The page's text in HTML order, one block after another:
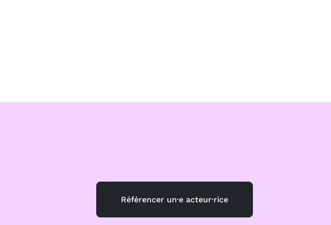
Référencer un·e acteur·rice